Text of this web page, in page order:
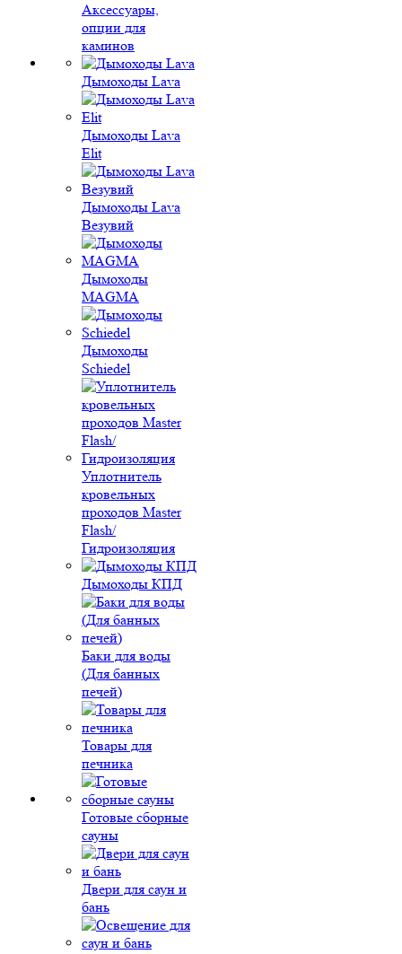
Аксессуары,
опции для
каминов
Дымоходы Lava
Дымоходы Lava
Elit
Дымоходы Lava
Везувий
Дымоходы
MAGMA
Дымоходы
Schiedel
Уплотнитель
кровельных
проходов Master
Flash/
Гидроизоляция
Дымоходы КПД
Баки для воды
(Для банных
печей)
Товары для
печника
Готовые сборные
сауны
Двери для саун и
бань